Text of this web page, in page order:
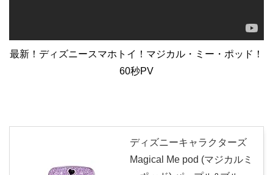
最新！ディズニースマホトイ！マジカル・ミー・ポッド！
60秒PV
ディズニーキャラクターズ
Magical Me pod (マジカルミ